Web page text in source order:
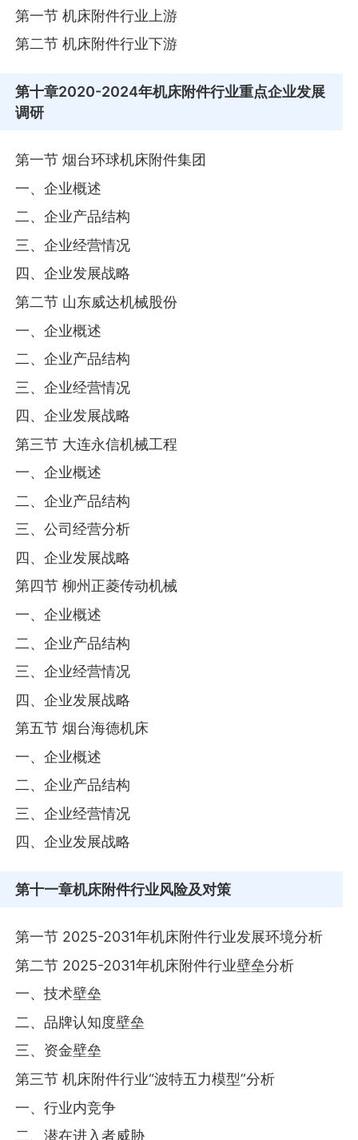
第一节 机床附件行业上游
第二节 机床附件行业下游
第十章2020-2024年机床附件行业重点企业发展
调研
第一节 烟台环球机床附件集团
一、企业概述
二、企业产品结构
三、企业经营情况
四、企业发展战略
第二节 山东威达机械股份
一、企业概述
二、企业产品结构
三、企业经营情况
四、企业发展战略
第三节 大连永信机械工程
一、企业概述
二、企业产品结构
三、公司经营分析
四、企业发展战略
第四节 柳州正菱传动机械
一、企业概述
二、企业产品结构
三、企业经营情况
四、企业发展战略
第五节 烟台海德机床
一、企业概述
二、企业产品结构
三、企业经营情况
四、企业发展战略
第十一章机床附件行业风险及对策
第一节 2025-2031年机床附件行业发展环境分析
第二节 2025-2031年机床附件行业壁垒分析
一、技术壁垒
二、品牌认知度壁垒
三、资金壁垒
第三节 机床附件行业“波特五力模型”分析
一、行业内竞争
二、潜在进入者威胁